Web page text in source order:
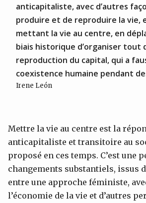
anticapitaliste, avec d’autres
produire et de reproduire la vie,
mettant la vie au centre, en
biais historique d’organiser tout
reproduction du capital, qui a
coexistence humaine pendant
Irene León
Mettre la vie au centre est la
anticapitaliste et transitoire au
proposé en ces temps. C’est une
changements substantiels, issus
entre une approche féministe,
l’économie de la vie et d’autres